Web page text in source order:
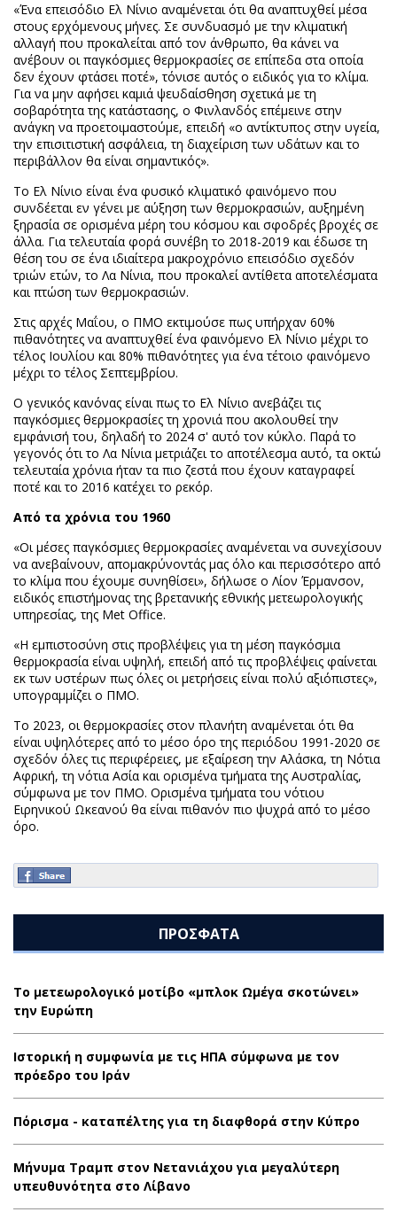
«Ένα επεισόδιο Ελ Νίνιο αναμένεται ότι θα αναπτυχθεί μέσα
στους ερχόμενους μήνες. Σε συνδυασμό με την κλιματική
αλλαγή που προκαλείται από τον άνθρωπο, θα κάνει να
ανέβουν οι παγκόσμιες θερμοκρασίες σε επίπεδα στα οποία
δεν έχουν φτάσει ποτέ», τόνισε αυτός ο ειδικός για το κλίμα.
Για να μην αφήσει καμιά ψευδαίσθηση σχετικά με τη
σοβαρότητα της κατάστασης, ο Φινλανδός επέμεινε στην
ανάγκη να προετοιμαστούμε, επειδή «ο αντίκτυπος στην υγεία,
την επισιτιστική ασφάλεια, τη διαχείριση των υδάτων και το
περιβάλλον θα είναι σημαντικός».
Το Ελ Νίνιο είναι ένα φυσικό κλιματικό φαινόμενο που
συνδέεται εν γένει με αύξηση των θερμοκρασιών, αυξημένη
ξηρασία σε ορισμένα μέρη του κόσμου και σφοδρές βροχές σε
άλλα. Για τελευταία φορά συνέβη το 2018-2019 και έδωσε τη
θέση του σε ένα ιδιαίτερα μακροχρόνιο επεισόδιο σχεδόν
τριών ετών, το Λα Νίνια, που προκαλεί αντίθετα αποτελέσματα
και πτώση των θερμοκρασιών.
Στις αρχές Μαΐου, ο ΠΜΟ εκτιμούσε πως υπήρχαν 60%
πιθανότητες να αναπτυχθεί ένα φαινόμενο Ελ Νίνιο μέχρι το
τέλος Ιουλίου και 80% πιθανότητες για ένα τέτοιο φαινόμενο
μέχρι το τέλος Σεπτεμβρίου.
Ο γενικός κανόνας είναι πως το Ελ Νίνιο ανεβάζει τις
παγκόσμιες θερμοκρασίες τη χρονιά που ακολουθεί την
εμφάνισή του, δηλαδή το 2024 σ' αυτό τον κύκλο. Παρά το
γεγονός ότι το Λα Νίνια μετριάζει το αποτέλεσμα αυτό, τα οκτώ
τελευταία χρόνια ήταν τα πιο ζεστά που έχουν καταγραφεί
ποτέ και το 2016 κατέχει το ρεκόρ.
Από τα χρόνια του 1960
«Οι μέσες παγκόσμιες θερμοκρασίες αναμένεται να συνεχίσουν
να ανεβαίνουν, απομακρύνοντάς μας όλο και περισσότερο από
το κλίμα που έχουμε συνηθίσει», δήλωσε ο Λίον Έρμανσον,
ειδικός επιστήμονας της βρετανικής εθνικής μετεωρολογικής
υπηρεσίας, της Met Office.
«Η εμπιστοσύνη στις προβλέψεις για τη μέση παγκόσμια
θερμοκρασία είναι υψηλή, επειδή από τις προβλέψεις φαίνεται
εκ των υστέρων πως όλες οι μετρήσεις είναι πολύ αξιόπιστες»,
υπογραμμίζει ο ΠΜΟ.
Το 2023, οι θερμοκρασίες στον πλανήτη αναμένεται ότι θα
είναι υψηλότερες από το μέσο όρο της περιόδου 1991-2020 σε
σχεδόν όλες τις περιφέρειες, με εξαίρεση την Αλάσκα, τη Νότια
Αφρική, τη νότια Ασία και ορισμένα τμήματα της Αυστραλίας,
σύμφωνα με τον ΠΜΟ. Ορισμένα τμήματα του νότιου
Ειρηνικού Ωκεανού θα είναι πιθανόν πιο ψυχρά από το μέσο
όρο.
ΠΡΟΣΦΑΤΑ
Το μετεωρολογικό μοτίβο «μπλοκ Ωμέγα σκοτώνει»
την Ευρώπη
Ιστορική η συμφωνία με τις ΗΠΑ σύμφωνα με τον
πρόεδρο του Ιράν
Πόρισμα - καταπέλτης για τη διαφθορά στην Κύπρο
Μήνυμα Τραμπ στον Νετανιάχου για μεγαλύτερη
υπευθυνότητα στο Λίβανο